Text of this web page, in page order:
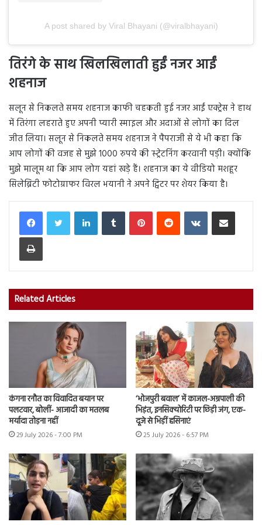
A post shared by Viral Bhayani (@viralbhayani)
तिरंगे के साथ खिलखिलाती हुईं नजर आईं
शहनाज
सलून से निकलते समय शहनाज काफी चहकती हुई नजर आईं एक्ट्रेस ने हाथ
में तिरंगा लहराते हुए अपनी प्यारी स्माइल और अदाओं से लोगों का दिल
जीत लिया। सलून से निकलते समय शहनाज ने पैपराजी से ये भी कहा कि
आप लोगों की वजह से मुझे 1000 रुपये की स्ट्रेटनिंग करवानी पड़ी। क्योंकि
मुझे मालूम था कि आप लोग यहां खड़े हैं। शहनाज का ये वीडियो मशहूर
सिलेब्रिटी फोटोग्राफर विरल भयानी ने अपने ट्विटर पर शेयर किया है।
LinkedInTumblr PinterestReddit VKontakteShare via Email
Print
Related Articles
कंगना रनौत का विवादित बयान पर
पलटवार, बोलीं- आजादी का मतलब
मर्यादा तोड़ना नहीं
29 July 2026 - 7:00 PM
‘भोजपुरी बवाल’ में काजल-अम्रपाली की
भिड़ंत, इनसिक्योरिटी पर छिड़ी जंग, एक-
दूजे से भिड़ीं हसिनाएं
25 July 2026 - 6:57 PM